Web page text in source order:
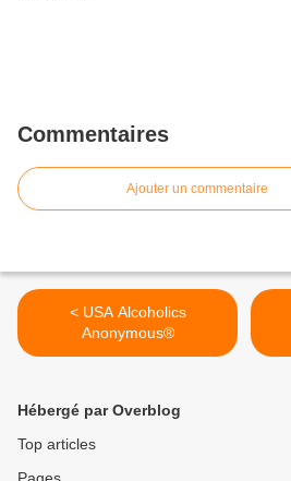
Commentaires
Ajouter un commentaire
< USA Alcoholics
Anonymous®
Hébergé par Overblog
Top articles